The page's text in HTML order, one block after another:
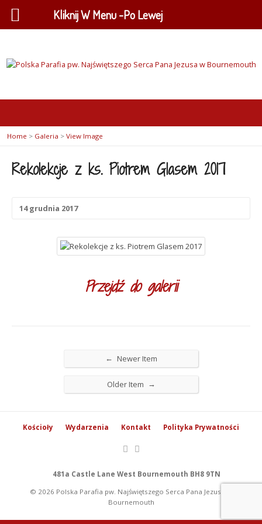
Home > Galeria > View Image
Rekolekcje z ks. Piotrem Glasem 2017
14 grudnia 2017
Przejdź do galerii
← Newer Item
Older Item →
Kościoły Wydarzenia Kontakt Polityka Prywatności
481a Castle Lane West Bournemouth BH8 9TN
© 2026 Polska Parafia pw. Najświętszego Serca Pana Jezusa w
Bournemouth
Kliknij W Menu -Po Lewej